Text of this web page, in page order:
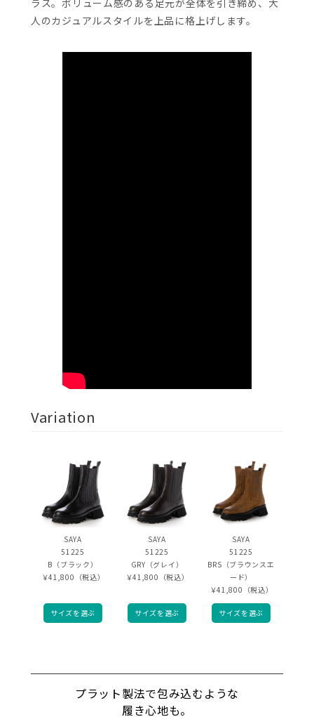
ラス。ボリューム感のある足元が全体を引き締め、大
人のカジュアルスタイルを上品に格上げします。
Variation
SAYA
51225
B（ブラック）
￥41,800（税込）
サイズを選ぶ
SAYA
51225
GRY（グレイ）
￥41,800（税込）
サイズを選ぶ
SAYA
51225
BRS（ブラウンスエ
ード）
￥41,800（税込）
サイズを選ぶ
プラット製法で包み込むような
履き心地も。